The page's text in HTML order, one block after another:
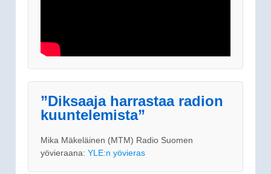
”Diksaaja harrastaa radion
kuuntelemista”
Mika Mäkeläinen (MTM) Radio Suomen
yövieraana: YLE:n yövieras